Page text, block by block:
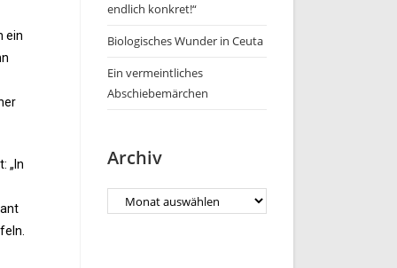
ein
„In
endlich konkret!“
Biologisches Wunder in Ceuta
Ein vermeintliches
Abschiebemärchen
Archiv